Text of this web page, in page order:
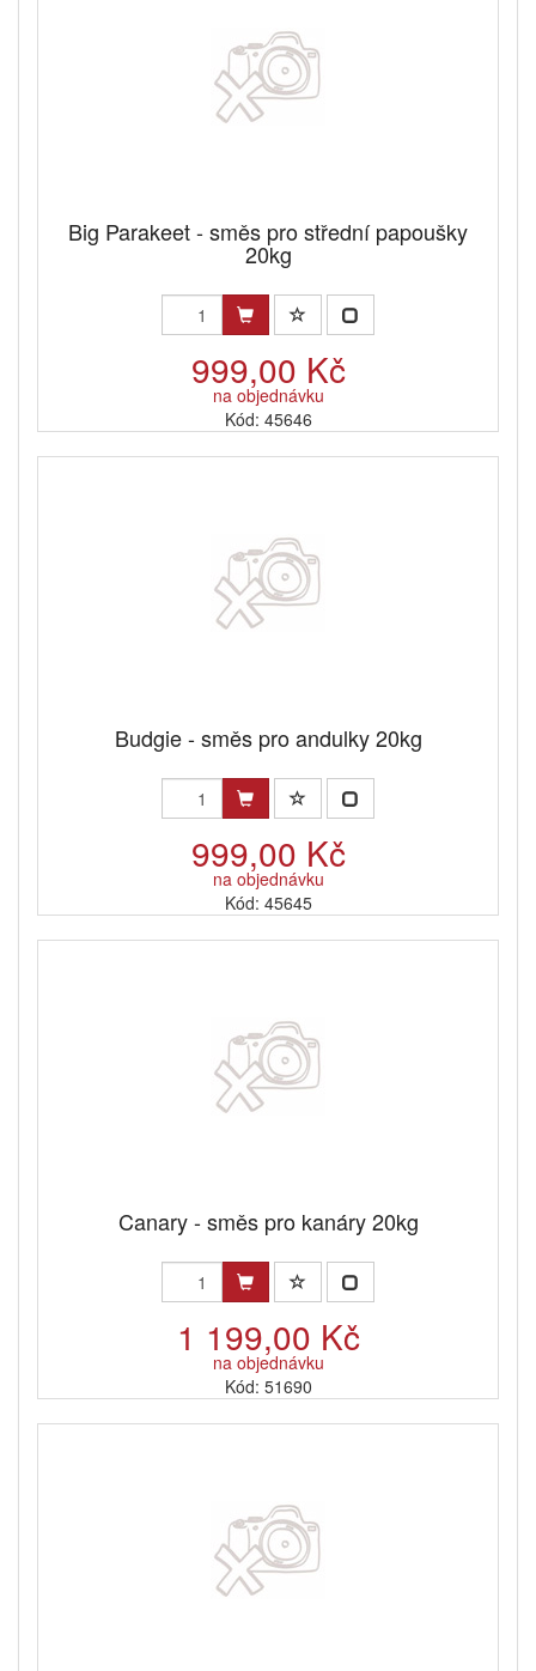
Big Parakeet - směs pro střední papoušky
20kg
999,00 Kč
na objednávku
Kód: 45646
Budgie - směs pro andulky 20kg
999,00 Kč
na objednávku
Kód: 45645
Canary - směs pro kanáry 20kg
1 199,00 Kč
na objednávku
Kód: 51690